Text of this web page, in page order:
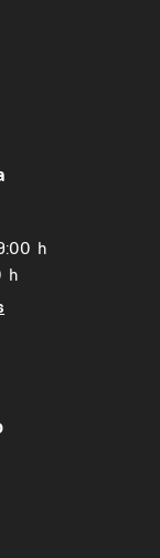
h
h